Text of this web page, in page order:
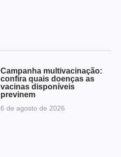
Campanha multivacinação:
confira quais doenças as
vacinas disponíveis
previnem
6 de agosto de 2026